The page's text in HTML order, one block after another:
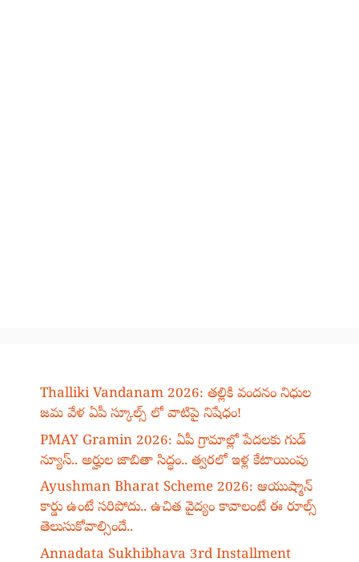
Thalliki Vandanam 2026: తల్లికి వందనం నిధుల
జమ వేళ ఏపీ స్కూల్స్ లో వాటిపై నిషేధం!
PMAY Gramin 2026: ఏపీ గ్రామాల్లో పేదలకు గుడ్
న్యూస్.. అర్హుల జాబితా సిద్ధం.. త్వరలో ఇళ్ల కేటాయింపు
Ayushman Bharat Scheme 2026: ఆయుష్మాన్
కార్డు ఉంటే సరిపోదు.. ఉచిత వైద్యం కావాలంటే ఈ రూల్స్
తెలుసుకోవాల్సిందే..
Annadata Sukhibhava 3rd Installment